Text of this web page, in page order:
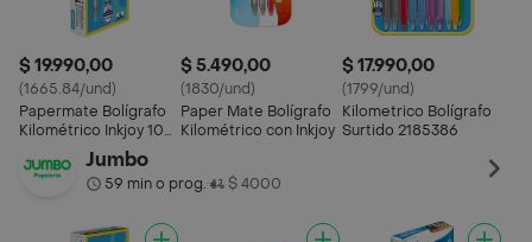
$ 19.990,00
(1665.84/und)
Papermate Bolígrafo
Kilométrico Inkjoy 100
$ 5.490,00
(1830/und)
Paper Mate Bolígrafo
Kilométrico con Inkjoy
$ 17.990,00
(1799/und)
Kilometrico Bolígrafo
Surtido 2185386
Jumbo
59 min o prog.• $ 4000